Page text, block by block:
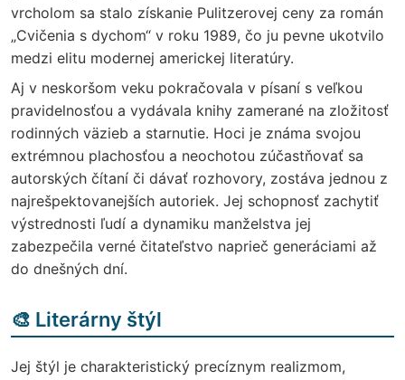
vrcholom sa stalo získanie Pulitzerovej ceny za román
„Cvičenia s dychom“ v roku 1989, čo ju pevne ukotvilo
medzi elitu modernej americkej literatúry.
Aj v neskoršom veku pokračovala v písaní s veľkou
pravidelnosťou a vydávala knihy zamerané na zložitosť
rodinných väzieb a starnutie. Hoci je známa svojou
extrémnou plachosťou a neochotou zúčastňovať sa
autorských čítaní či dávať rozhovory, zostáva jednou z
najrešpektovanejších autoriek. Jej schopnosť zachytiť
výstrednosti ľudí a dynamiku manželstva jej
zabezpečila verné čitateľstvo naprieč generáciami až
do dnešných dní.
🎨 Literárny štýl
Jej štýl je charakteristický precíznym realizmom,